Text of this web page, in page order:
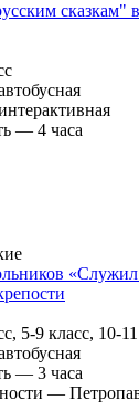
сказкам"
— 4 часа
5-9 класс, 10-
— 3 часа
—